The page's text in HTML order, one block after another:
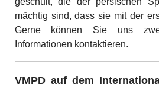
mächtig sind, dass sie mit der
Gerne können Sie uns
Informationen kontaktieren.
VMPD auf dem